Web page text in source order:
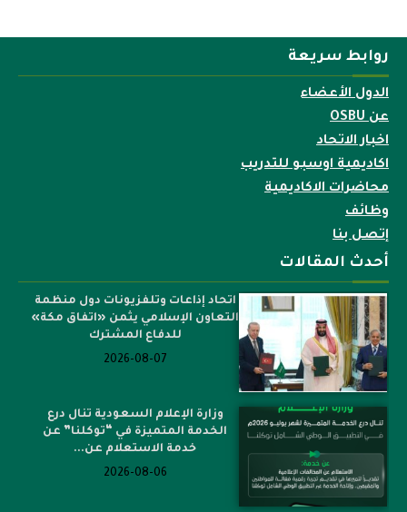
روابط سريعة
الدول الأعضاء
عن OSBU
اخبار الاتحاد
اكاديمية اوسبو للتدريب
محاضرات الاكاديمية
وظائف
إتصل بنا
أحدث المقالات
اتحاد إذاعات وتلفزيونات دول منظمة
التعاون الإسلامي يثمن «اتفاق مكة»
للدفاع المشترك
2026-08-07
وزارة الإعلام السعودية تنال درع
الخدمة المتميزة في “توكلنا” عن
خدمة الاستعلام عن...
2026-08-06